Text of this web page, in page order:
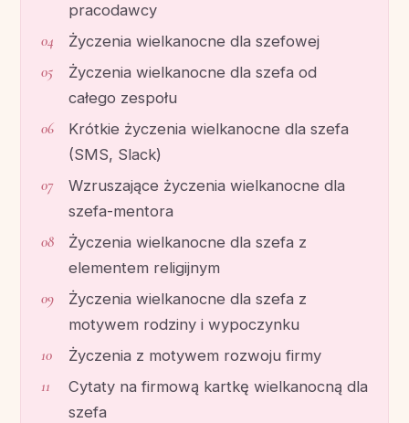
pracodawcy
Życzenia wielkanocne dla szefowej
Życzenia wielkanocne dla szefa od
całego zespołu
Krótkie życzenia wielkanocne dla szefa
(SMS, Slack)
Wzruszające życzenia wielkanocne dla
szefa-mentora
Życzenia wielkanocne dla szefa z
elementem religijnym
Życzenia wielkanocne dla szefa z
motywem rodziny i wypoczynku
Życzenia z motywem rozwoju firmy
Cytaty na firmową kartkę wielkanocną dla
szefa